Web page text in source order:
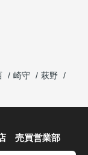
崎守
萩野
売買営業部